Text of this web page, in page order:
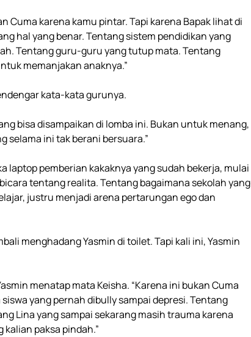
Cuma karena kamu pintar. Tapi karena Bapak lihat di
hal yang benar. Tentang sistem pendidikan yang
Tentang guru-guru yang tutup mata. Tentang
memanjakan anaknya.”
kata-kata gurunya.
bisa disampaikan di lomba ini. Bukan untuk menang,
selama ini tak berani bersuara.”
laptop pemberian kakaknya yang sudah bekerja, mulai
tentang realita. Tentang bagaimana sekolah yang
justru menjadi arena pertarungan ego dan
menghadang Yasmin di toilet. Tapi kali ini, Yasmin
menatap mata Keisha. “Karena ini bukan Cuma
yang pernah dibully sampai depresi. Tentang
Lina yang sampai sekarang masih trauma karena
paksa pindah.”